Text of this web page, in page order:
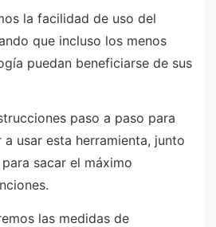
la facilidad de uso del
que incluso los menos
puedan beneficiarse de sus
paso a paso para
usar esta herramienta, junto
sacar el máximo
las medidas de